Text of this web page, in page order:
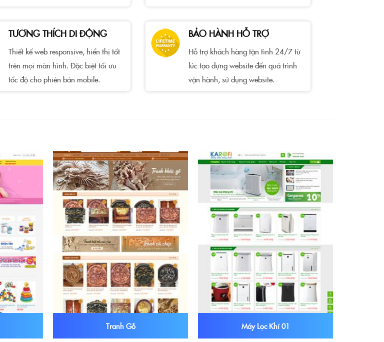
TƯƠNG THÍCH DI ĐỘNG
Thiết kế web responsive, hiển thị tốt
trên mọi màn hình. Đặc biệt tối ưu
tốc độ cho phiên bản mobile.
BẢO HÀNH HỖ TRỢ
Hỗ trợ khách hàng tận tình 24/7 từ
lúc tạo dựng website đến quá trình
vận hành, sử dụng website.
Tranh Gỗ Máy Lọc Khí 01